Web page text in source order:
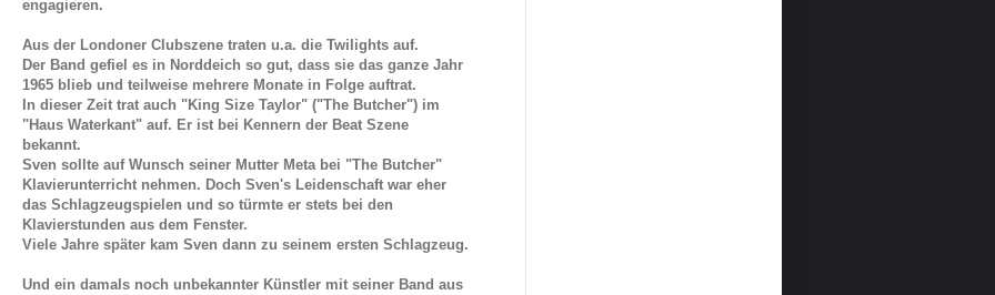
engagieren.
Aus der Londoner Clubszene traten u.a. die Twilights auf.
Der Band gefiel es in Norddeich so gut, dass sie das ganze Jahr
1965 blieb und teilweise mehrere Monate in Folge auftrat.
In dieser Zeit trat auch "King Size Taylor" ("The Butcher") im
"Haus Waterkant" auf. Er ist bei Kennern der Beat Szene
bekannt.
Sven sollte auf Wunsch seiner Mutter Meta bei "The Butcher"
Klavierunterricht nehmen. Doch Sven's Leidenschaft war eher
das Schlagzeugspielen und so türmte er stets bei den
Klavierstunden aus dem Fenster.
Viele Jahre später kam Sven dann zu seinem ersten Schlagzeug.
Und ein damals noch unbekannter Künstler mit seiner Band aus